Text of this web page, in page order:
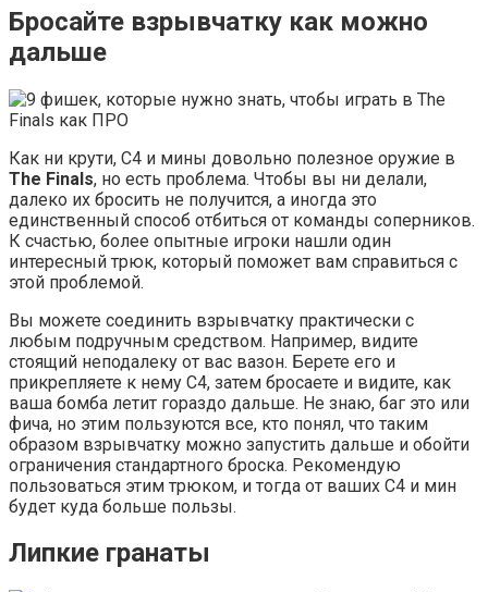
Бросайте взрывчатку как можно
дальше
Как ни крути, C4 и мины довольно полезное оружие в
The Finals, но есть проблема. Чтобы вы ни делали,
далеко их бросить не получится, а иногда это
единственный способ отбиться от команды соперников.
К счастью, более опытные игроки нашли один
интересный трюк, который поможет вам справиться с
этой проблемой.
Вы можете соединить взрывчатку практически с
любым подручным средством. Например, видите
стоящий неподалеку от вас вазон. Берете его и
прикрепляете к нему C4, затем бросаете и видите, как
ваша бомба летит гораздо дальше. Не знаю, баг это или
фича, но этим пользуются все, кто понял, что таким
образом взрывчатку можно запустить дальше и обойти
ограничения стандартного броска. Рекомендую
пользоваться этим трюком, и тогда от ваших C4 и мин
будет куда больше пользы.
Липкие гранаты